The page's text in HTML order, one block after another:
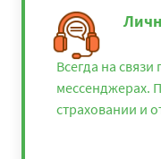
Всегда на
мессенджерах.
страховании и